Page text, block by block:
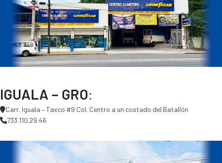
IGUALA – GRO:
Carr. Iguala – Taxco #9 Col. Centro a un costado del Batallón
733 110.29.46